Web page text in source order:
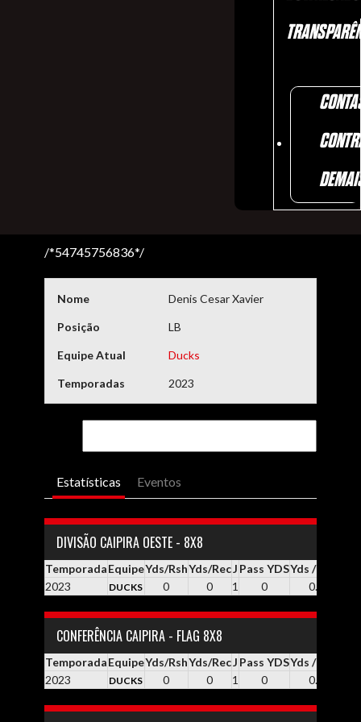
/*54745756836*/
Nome Denis Cesar Xavier
Posição LB
Equipe Atual Ducks
Temporadas 2023
Estatísticas Eventos
DIVISÃO CAIPIRA OESTE - 8X8
TemporadaEquipeYds/RshYds/RecJ Pass YDSYds / Pass
2023
DUCKS 0 0 1 0 0.0
CONFERÊNCIA CAIPIRA - FLAG 8X8
TemporadaEquipeYds/RshYds/RecJ Pass YDSYds / Pass
2023
DUCKS 0 0 1 0 0.0